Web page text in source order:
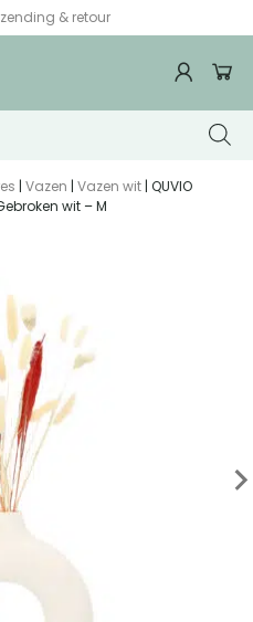
werkdag in huis*
| Vazen | Vazen wit | QUVIO
wit – M